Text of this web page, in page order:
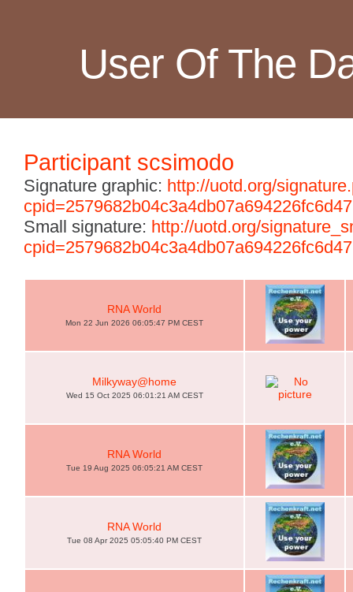
User Of The
Participant scsimodo
Signature graphic: http://uotd.org/
Small signature: http://uotd.org/
RNA World
Mon 22 Jun 2026 06:05:47 PM CEST
Milkyway@home
Wed 15 Oct 2025 06:01:21 AM CEST
RNA World
Tue 19 Aug 2025 06:05:21 AM CEST
RNA World
Tue 08 Apr 2025 05:05:40 PM CEST